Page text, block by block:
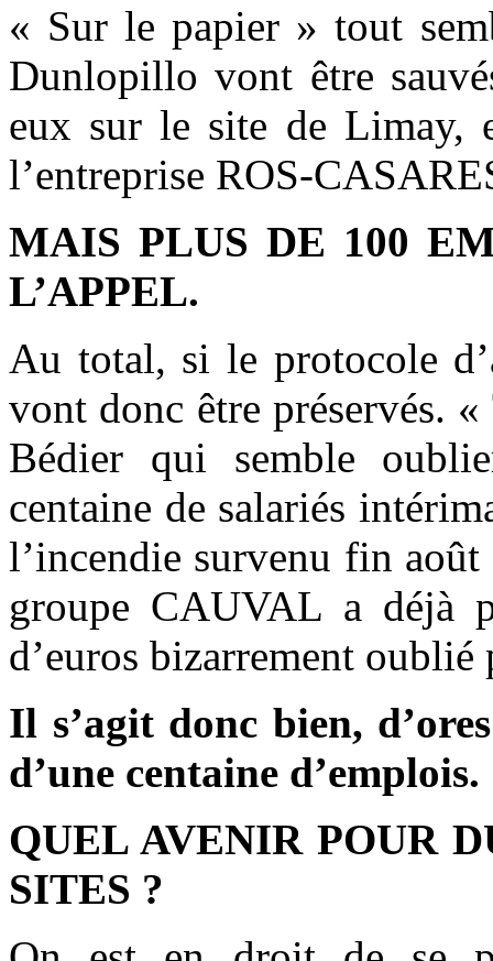
« Sur le papier » tout
Dunlopillo vont être
eux sur le site de Limay,
l’entreprise ROS-
MAIS PLUS DE 100
L’APPEL.
Au total, si le protocole
vont donc être préservés.
Bédier qui semble
centaine de salariés
l’incendie survenu fin
groupe CAUVAL a déjà
d’euros bizarrement oublié
Il s’agit donc bien,
d’une centaine d’emplois.
QUEL AVENIR POUR
SITES ?